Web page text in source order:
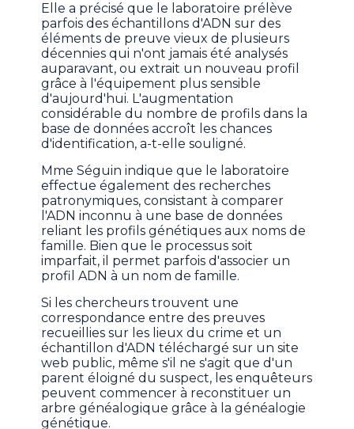
Elle a précisé que le laboratoire prélève
parfois des échantillons d'ADN sur des
éléments de preuve vieux de plusieurs
décennies qui n'ont jamais été analysés
auparavant, ou extrait un nouveau profil
grâce à l'équipement plus sensible
d'aujourd'hui. L'augmentation
considérable du nombre de profils dans la
base de données accroît les chances
d'identification, a-t-elle souligné.
Mme Séguin indique que le laboratoire
effectue également des recherches
patronymiques, consistant à comparer
l'ADN inconnu à une base de données
reliant les profils génétiques aux noms de
famille. Bien que le processus soit
imparfait, il permet parfois d'associer un
profil ADN à un nom de famille.
Si les chercheurs trouvent une
correspondance entre des preuves
recueillies sur les lieux du crime et un
échantillon d'ADN téléchargé sur un site
web public, même s'il ne s'agit que d'un
parent éloigné du suspect, les enquêteurs
peuvent commencer à reconstituer un
arbre généalogique grâce à la généalogie
génétique.